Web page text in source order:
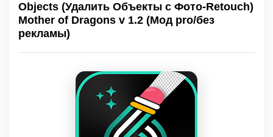
Objects (Удалить Объекты с Фото-Retouch)
Mother of Dragons v 1.2 (Мод pro/без
рекламы)